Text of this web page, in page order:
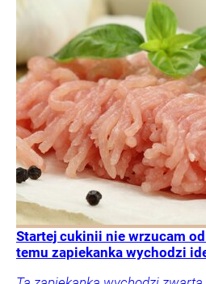
Startej cukinii nie wrzucam
temu zapiekanka wychodzi